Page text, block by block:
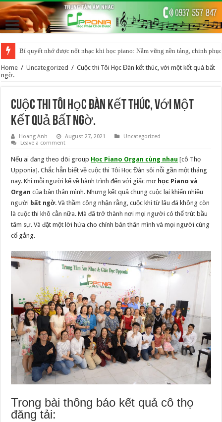
Bí quyết nhớ được nốt nhạc khi học piano: Nắm vững nền tảng, chinh
BÍ QUYẾT HỌC PIANO ORGAN HIỆU QUẢ CHO NGƯỜI MỚI BẮT ĐẦU
Home / Uncategorized / Cuộc thi Tôi Học Đàn kết thúc, với một kết quả bất
ngờ.
Cuộc thi Tôi Học Đàn kết thúc, với một
kết quả bất ngờ.
Hoang Anh August 27, 2021
Uncategorized
Leave a comment
Nếu ai đang theo dõi group Học Piano Organ cùng nhau [cô Thọ
Upponia]. Chắc hẳn biết về cuộc thi Tôi Học Đàn sôi nỗi gần một tháng
nay. Khi mỗi người kể về hành trình đến với giấc mơ học Piano và
Organ của bản thân mình. Nhưng kết quả chung cuộc lại khiến nhiều
người bất ngờ. Và thầm công nhận rằng, cuộc khi từ lâu đã không còn
là cuộc thi khô cằn nữa. Mà đã trở thành nơi mọi người có thể trút bầu
tâm sự. Và đặt một lời hứa cho chính bản thân mình và mọi người cùng
cố gắng.
Trong bài thông báo kết quả cô thọ
đăng tải: